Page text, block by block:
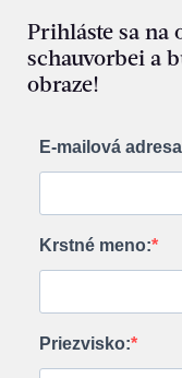
Prihláste sa na
schauvorbei a
obraze!
E-mailová
Krstné meno:
Priezvisko: